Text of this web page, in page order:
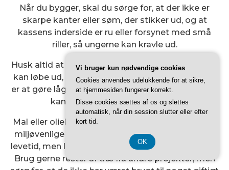
Når du bygger, skal du sørge for, at der ikke er
skarpe kanter eller søm, der stikker ud, og at
kassens inderside er ru eller forsynet med små
riller, så ungerne kan kravle ud.
Husk altid at lave et lille drænhul i bunden, så vand
kan løbe ud, hvis der skulle trænge fugt ind. Et tip
er at gøre låget aftageligt eller hængslet, så du let
kan rense kassen om efteråret.
Mal eller oliebehandl kun ydersiden – og kun med
miljøvenlige produkter – for at forlænge kassens
levetid, men lad indersiden være rå og ubehandlet.
Brug gerne rester af træ fra andre projekter, men
Vi bruger kun nødvendige cookies
Cookies anvendes udelukkende for at sikre,
at hjemmesiden fungerer korrekt.
Disse cookies sættes af os og slettes
automatisk, når din session slutter eller efter
kort tid.
OK